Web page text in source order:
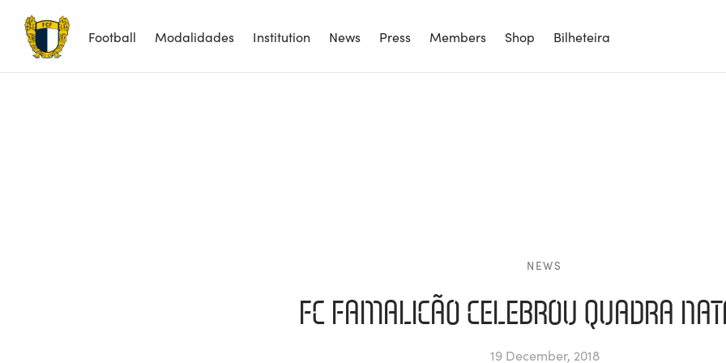
Football Modalidades Institution News Press Members Shop Bilheteira
NEWS
FC FAMALICÃO CELEBROU QUADRA
19 December, 2018